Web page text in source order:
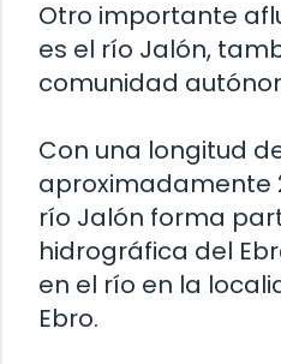
Otro importante
es el río Jalón,
comunidad
Con una longitud
aproximadamente
río Jalón forma
hidrográfica del
en el río en la
Ebro.